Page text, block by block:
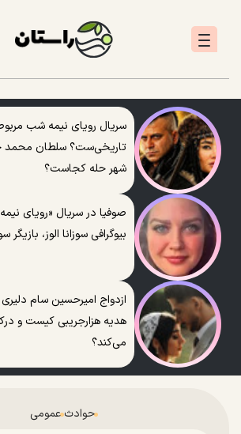
سریال رویای نیمه شب
تاریخی‌ست؟ سلطان محمد
شهر حله کجاست؟
صوفیا در سریال «رویای
بیوگرافی سوزانا الوز، بازیگر
ازدواج امیرحسین سام دلیری
هدیه هزارجریبی کیست و
می‌کند؟
حوادث عمومی